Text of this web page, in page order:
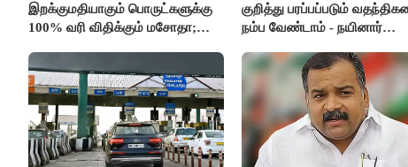
இறக்குமதியாகும் பொருட்களுக்கு
100% வரி விதிக்கும் மசோதா;
குறித்து பரப்பப்படும்
நம்ப வேண்டாம் - நயினார்